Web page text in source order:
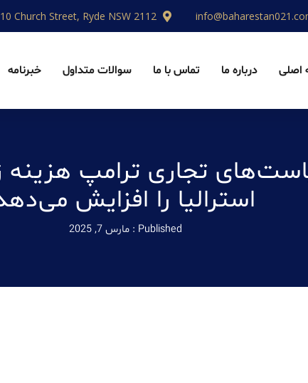
10 Church Street, Ryde NSW 2112
اصلی درباره ما تماس با ما سوالات متداول خبرنامه
تجاری ترامپ هزینه
استرالیا را افزایش
Published : مارس 7, 2025